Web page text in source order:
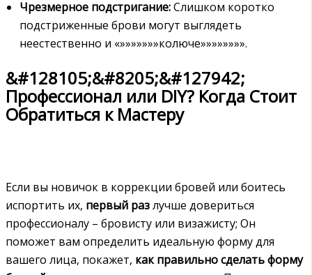
Чрезмерное подстригание:Слишком коротко
подстриженные брови могут выглядеть
неестественно и «»»»»»»»колюче»»»»»»»».
&#128105;&#8205;&#127942;
Профессионал или DIY? Когда Стоит
Обратиться к Мастеру
Если вы новичок в коррекции бровей или боитесь
испортить их, первый разлучше довериться
профессионалу – бровисту или визажисту; Он
поможет вам определить идеальную форму для
вашего лица, покажет, как правильно сделать форму